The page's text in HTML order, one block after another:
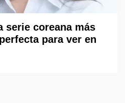
serie coreana más
para ver en